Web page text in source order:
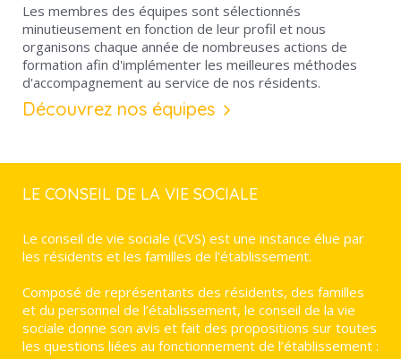
Les membres des équipes sont sélectionnés
minutieusement en fonction de leur profil et nous
organisons chaque année de nombreuses actions de
formation afin d'implémenter les meilleures méthodes
d'accompagnement au service de nos résidents.
Découvrez nos équipes
LE CONSEIL DE LA VIE SOCIALE
Le conseil de vie sociale (CVS) est une instance élue par
les résidents et les familles de l'établissement.
Composé de représentants des résidents, des familles
et du personnel de l’établissement, le conseil de la vie
sociale donne son avis et fait des propositions sur toutes
les questions liées au fonctionnement de l’établissement :